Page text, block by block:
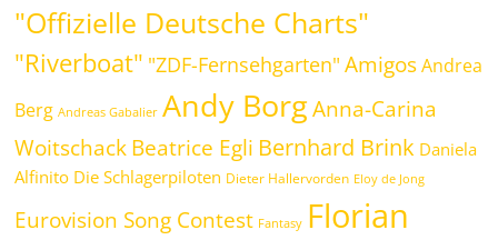
"Offizielle Deutsche Charts"
"Riverboat" "ZDF-Fernsehgarten" Amigos Andrea
Berg Andreas Gabalier Andy Borg Anna-Carina
WoitschackBeatrice Egli Bernhard Brink Daniela
Alfinito Die Schlagerpiloten Dieter Hallervorden Eloy de Jong
Eurovision Song Contest Fantasy Florian